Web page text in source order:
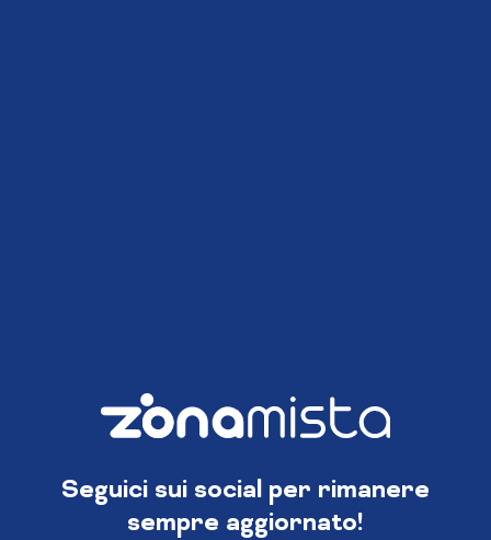
Seguici sui social per rimanere
sempre aggiornato!